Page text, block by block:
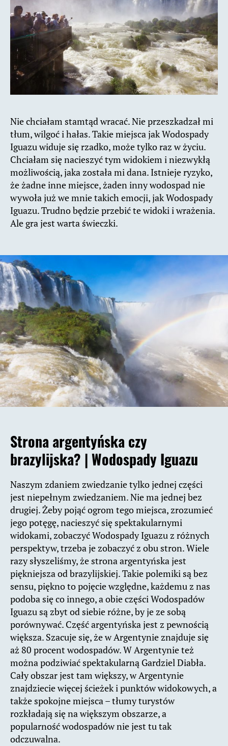
Nie chciałam stamtąd wracać. Nie przeszkadzał mi
tłum, wilgoć i hałas. Takie miejsca jak Wodospady
Iguazu widuje się rzadko, może tylko raz w życiu.
Chciałam się nacieszyć tym widokiem i niezwykłą
możliwością, jaka została mi dana. Istnieje ryzyko,
że żadne inne miejsce, żaden inny wodospad nie
wywoła już we mnie takich emocji, jak Wodospady
Iguazu. Trudno będzie przebić te widoki i wrażenia.
Ale gra jest warta świeczki.
Strona argentyńska czy
brazylijska? |Wodospady Iguazu
Naszym zdaniem zwiedzanie tylko jednej części
jest niepełnym zwiedzaniem. Nie ma jednej bez
drugiej. Żeby pojąć ogrom tego miejsca, zrozumieć
jego potęgę, nacieszyć się spektakularnymi
widokami, zobaczyć Wodospady Iguazu z różnych
perspektyw, trzeba je zobaczyć z obu stron. Wiele
razy słyszeliśmy, że strona argentyńska jest
piękniejsza od brazylijskiej. Takie polemiki są bez
sensu, piękno to pojęcie względne, każdemu z nas
podoba się co innego, a obie części Wodospadów
Iguazu są zbyt od siebie różne, by je ze sobą
porównywać. Część argentyńska jest z pewnością
większa. Szacuje się, że w Argentynie znajduje się
aż 80 procent wodospadów. W Argentynie też
można podziwiać spektakularną Gardziel Diabła.
Cały obszar jest tam większy, w Argentynie
znajdziecie więcej ścieżek i punktów widokowych, a
także spokojne miejsca – tłumy turystów
rozkładają się na większym obszarze, a
popularność wodospadów nie jest tu tak
odczuwalna.